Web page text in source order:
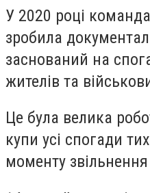
У 2020 році
зробила
заснований на
жителів та
Це була велика
купи усі спогади
моменту звільнення